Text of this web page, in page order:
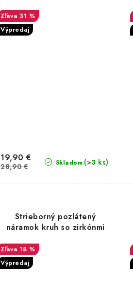
31 %
Výpredaj
Skladom (>3 ks)
19,90 €
28,90 €
Strieborný pozlátený
náramok kruh so zirkónmi
18 %
Výpredaj